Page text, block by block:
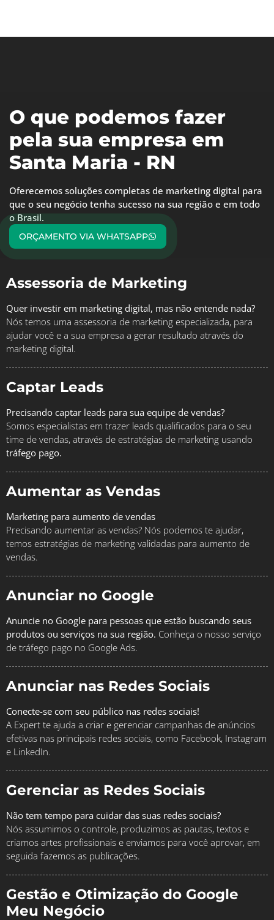
O que podemos fazer
pela sua empresa em
Santa Maria - RN
Oferecemos soluções completas de marketing digital para
que o seu negócio tenha sucesso na sua região e em todo
o Brasil.
ORÇAMENTO VIA WHATSAPP
Assessoria de Marketing
Quer investir em marketing digital, mas não entende nada?
Nós temos uma assessoria de marketing especializada, para
ajudar você e a sua empresa a gerar resultado através do
marketing digital.
Captar Leads
Precisando captar leads para sua equipe de vendas?
Somos especialistas em trazer leads qualificados para o seu
time de vendas, através de estratégias de marketing usando
tráfego pago.
Aumentar as Vendas
Marketing para aumento de vendas
Precisando aumentar as vendas? Nós podemos te ajudar,
temos estratégias de marketing validadas para aumento de
vendas.
Anunciar no Google
Anuncie no Google para pessoas que estão buscando seus
produtos ou serviços na sua região. Conheça o nosso serviço
de tráfego pago no Google Ads.
Anunciar nas Redes Sociais
Conecte-se com seu público nas redes sociais!
A Expert te ajuda a criar e gerenciar campanhas de anúncios
efetivas nas principais redes sociais, como Facebook, Instagram
e LinkedIn.
Gerenciar as Redes Sociais
Não tem tempo para cuidar das suas redes sociais?
Nós assumimos o controle, produzimos as pautas, textos e
criamos artes profissionais e enviamos para você aprovar, em
seguida fazemos as publicações.
Gestão e Otimização do Google
Meu Negócio